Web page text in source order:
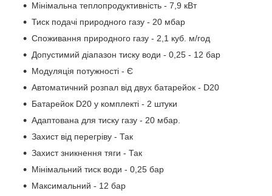
Мінімальна теплопродуктивність - 7,9 кВт
Тиск подачі природного газу - 20 мбар
Споживання природного газу - 2,1 куб. м/год
Допустимий діапазон тиску води - 0,25 - 12 бар
Модуляція потужності - Є
Автоматичний розпал від двух батарейок - D20
Батарейок D20 у комплекті - 2 штуки
Адаптована для тиску газу - 20 мбар.
Захист від перегріву - Так
Захист зникнення тяги - Так
Мінімальний тиск води - 0,25 бар
Максимальний - 12 бар